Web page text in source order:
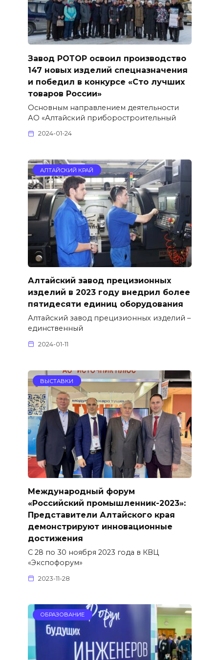
Завод РОТОР освоил производство
147 новых изделий спецназначения
и победил в конкурсе «Сто лучших
товаров России»
Основным направлением деятельности
АО «Алтайский приборостроительный
2024-01-24
АЛТАЙСКИЙ КРАЙ
Алтайский завод прецизионных
изделий в 2023 году внедрил более
пятидесяти единиц оборудования
Алтайский завод прецизионных изделий –
единственный
2024-01-11
ВЫСТАВКИ
Международный форум
«Российский промышленник-2023»:
Представители Алтайского края
демонстрируют инновационные
достижения
С 28 по 30 ноября 2023 года в КВЦ
«Экспофорум»
2023-11-28
ОБРАЗОВАНИЕ